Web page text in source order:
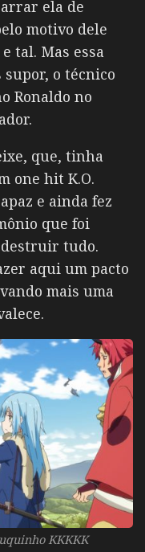
ela de
motivo dele
tal. Mas essa
supor, o técnico
Ronaldo no
que, tinha
one hit K.O.
e ainda fez
que foi
tudo.
aqui um pacto
mais uma
KKKKK